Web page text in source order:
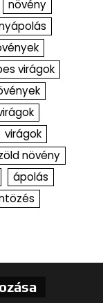
növény
virágok
virágok
növény
ápolás